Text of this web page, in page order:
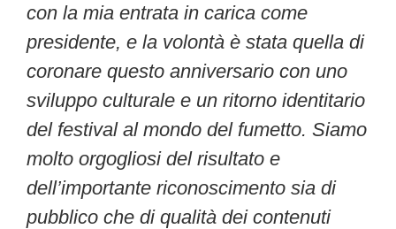
con la mia entrata in carica come
presidente, e la volontà è stata quella di
coronare questo anniversario con uno
sviluppo culturale e un ritorno identitario
del festival al mondo del fumetto. Siamo
molto orgogliosi del risultato e
dell’importante riconoscimento sia di
pubblico che di qualità dei contenuti